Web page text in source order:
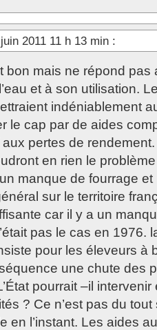
2011 11 h 13 min :
bon mais ne répond pas
et à son utilisation.
indéniablement
le cap par de aides
pertes de rendement.
en rien le
manque de fourrage
sur le territoire
car il y a un
pas le cas en 1976.
pour les éleveurs à
une chute des
pourrait –il
? Ce n’est pas du
en l’instant. Les aides